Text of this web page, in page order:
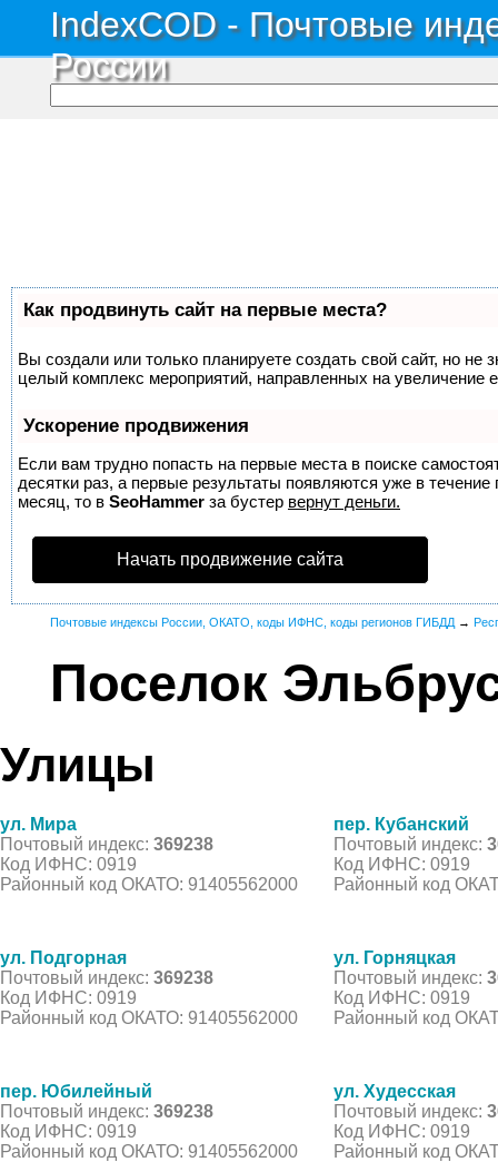
IndexCOD - Почтовые
России
Как продвинуть сайт на первые места?
Вы создали или только планируете создать свой сайт, но не
целый комплекс мероприятий, направленных на увеличение
Ускорение продвижения
Если вам трудно попасть на первые места в поиске
десятки раз, а первые результаты появляются уже в
месяц, то в SeoHammer за бустер вернут деньги.
Начать продвижение сайта
Почтовые индексы России, ОКАТО, коды ИФНС, коды регионов ГИБДД →
Поселок
Улицы
ул. Мира
Почтовый индекс: 369238
Код ИФНС: 0919
Районный код ОКАТО: 91405562000
пер. Кубанский
Почтовый индекс:
Код ИФНС: 0919
Районный код
ул. Подгорная
Почтовый индекс: 369238
Код ИФНС: 0919
Районный код ОКАТО: 91405562000
ул. Горняцкая
Почтовый индекс:
Код ИФНС: 0919
Районный код
пер. Юбилейный
Почтовый индекс: 369238
Код ИФНС: 0919
Районный код ОКАТО: 91405562000
ул. Худесская
Почтовый индекс:
Код ИФНС: 0919
Районный код